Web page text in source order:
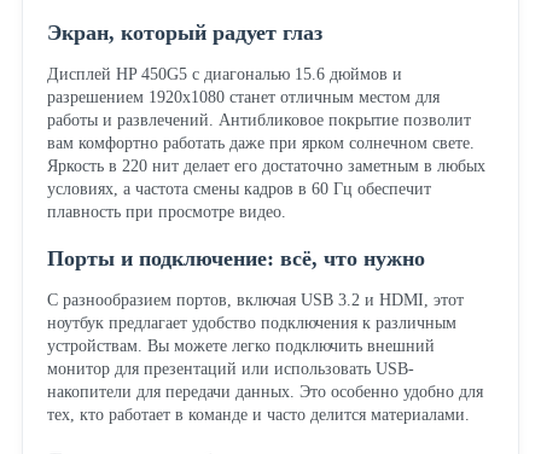
Экран, который радует глаз
Дисплей HP 450G5 с диагональю 15.6 дюймов и
разрешением 1920x1080 станет отличным местом для
работы и развлечений. Антибликовое покрытие позволит
вам комфортно работать даже при ярком солнечном свете.
Яркость в 220 нит делает его достаточно заметным в любых
условиях, а частота смены кадров в 60 Гц обеспечит
плавность при просмотре видео.
Порты и подключение: всё, что нужно
С разнообразием портов, включая USB 3.2 и HDMI, этот
ноутбук предлагает удобство подключения к различным
устройствам. Вы можете легко подключить внешний
монитор для презентаций или использовать USB-
накопители для передачи данных. Это особенно удобно для
тех, кто работает в команде и часто делится материалами.